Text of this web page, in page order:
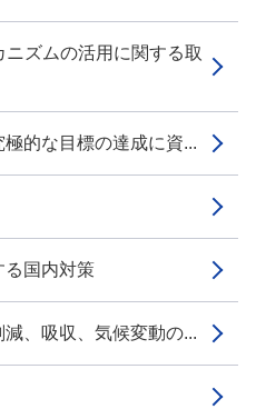
ズムの活用に関する取
的な目標の達成に資...
国内対策
、吸収、気候変動の...